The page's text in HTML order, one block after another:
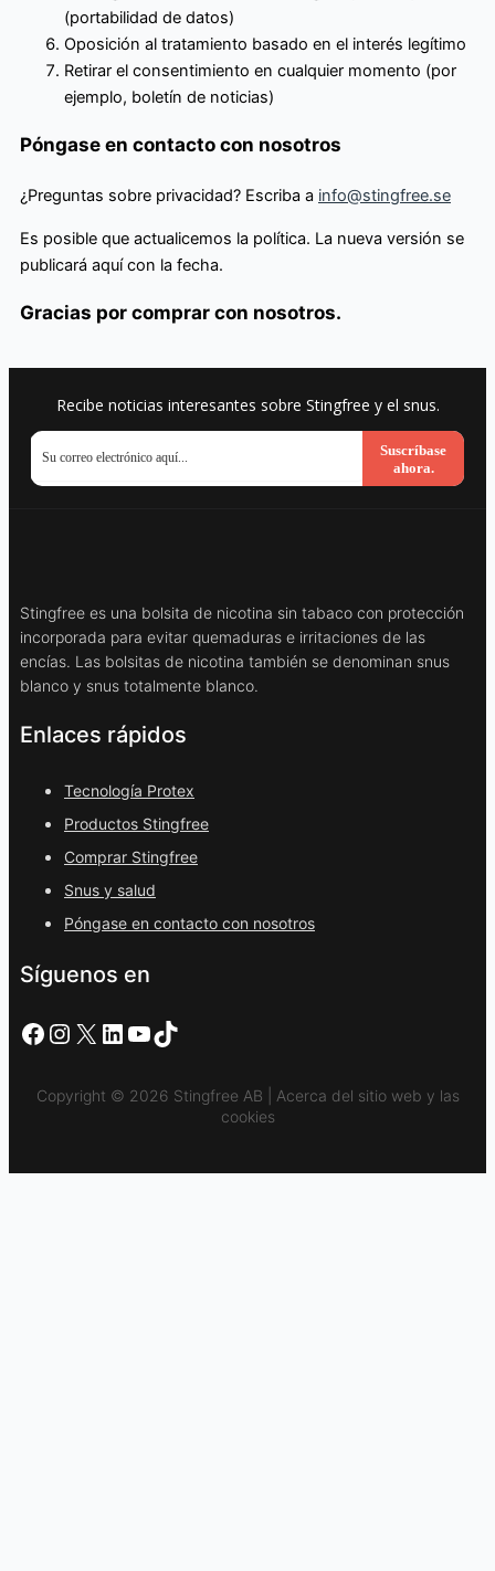
(portabilidad de datos)
Oposición al tratamiento basado en el interés legítimo
Retirar el consentimiento en cualquier momento (por
ejemplo, boletín de noticias)
Póngase en contacto con nosotros
¿Preguntas sobre privacidad? Escriba a info@stingfree.se
Es posible que actualicemos la política. La nueva versión se
publicará aquí con la fecha.
Gracias por comprar con nosotros.
Recibe noticias interesantes sobre Stingfree y el snus.
Suscríbase
ahora.
Stingfree es una bolsita de nicotina sin tabaco con protección
incorporada para evitar quemaduras e irritaciones de las
encías. Las bolsitas de nicotina también se denominan snus
blanco y snus totalmente blanco.
Enlaces rápidos
Tecnología Protex
Productos Stingfree
Comprar Stingfree
Snus y salud
Póngase en contacto con nosotros
Síguenos en
Facebook
Instagram
X LinkedIn
YouTube
TikTok
Copyright © 2026 Stingfree AB | Acerca del sitio web y las
cookies